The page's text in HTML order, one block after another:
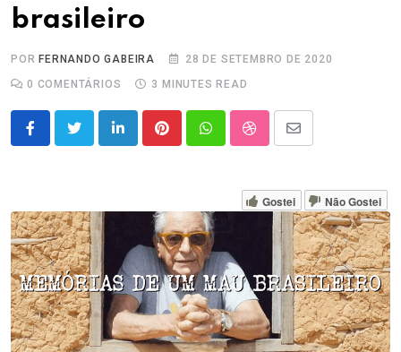
brasileiro
POR FERNANDO GABEIRA
28 DE SETEMBRO DE 2020
0 COMENTÁRIOS 3 MINUTES READ
LinkedInPinterestWhatsappStumbleUpon
Share
Email
Gostei Não Gostei